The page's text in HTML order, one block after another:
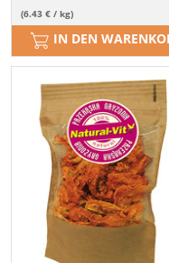
(6.43 € / kg)
IN DEN